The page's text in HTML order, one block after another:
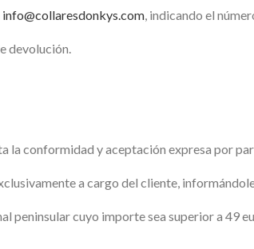
info@collaresdonkys.com, indicando el
devolución.
la conformidad y aceptación expresa por
a cargo del cliente,
peninsular cuyo importe sea superior a 49